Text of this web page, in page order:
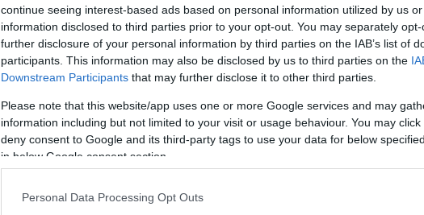
continue seeing interest-based ads based on personal information utilized by us
information disclosed to third parties prior to your opt-out. You may separately
further disclosure of your personal information by third parties on the IAB’s list of
participants. This information may also be disclosed by us to third parties on the
Downstream Participants that may further disclose it to other third parties.
Please note that this website/app uses one or more Google services and may
information including but not limited to your visit or usage behaviour. You may
deny consent to Google and its third-party tags to use your data for below
in below Google consent section.
Personal Data Processing Opt Outs
διέγραψαν σημαντική πορεία στην κοινωνία και την
επένδυσε στη γνώση, στον χαρακτήρα και στην ακαδημαϊκή
να αναπτύξουν τις δυνατότητές τους και να προσφέρουν με
ΗΣοφία Ζαχαράκηυπογράμμισε ότι, η δημιουργία του
δυναμική που αναπτύσσεται στην ελληνική ανώτατη
συνεργασίες και τη διασύνδεση με κορυφαία ακαδημαϊκά
επεκτείνουν τις διεθνείς τους συνεργασίες. Αναδύονται
για εκπαίδευση, έρευνα και καινοτομία. Και μπορούμε να
χαρακτηριστικά. Όπως σημείωσε, περισσότεροι από 200
διαφορετικές χώρες έχουν ήδη επιλέξει το Anatolia